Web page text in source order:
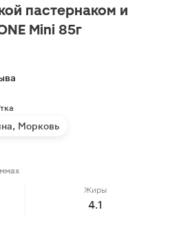
пастернаком и
Mini 85г
Морковь
Жиры
4.1